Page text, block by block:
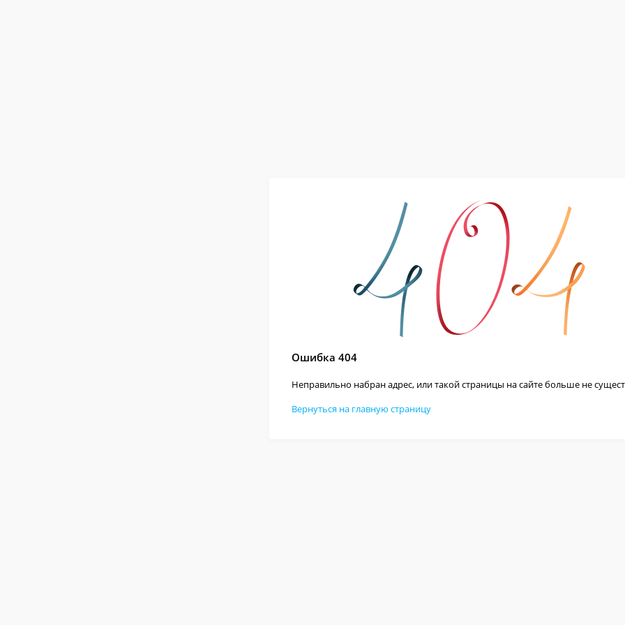
Ошибка 404
Неправильно набран адрес, или такой страницы на сайте больше не
Вернуться на главную страницу